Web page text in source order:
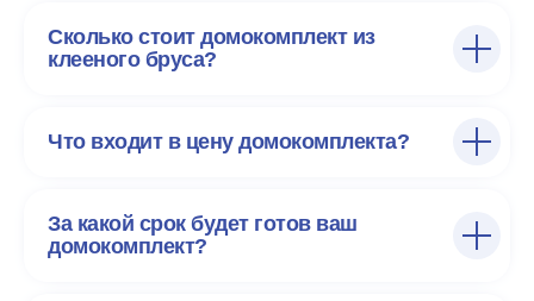
Сколько стоит домокомплект из
клееного бруса?
Что входит в цену домокомплекта?
За какой срок будет готов ваш
домокомплект?